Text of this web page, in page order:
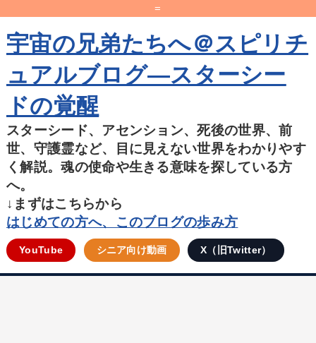
=
宇宙の兄弟たちへ＠スピリチ
ュアルブログ―スターシー
ドの覚醒
スターシード、アセンション、死後の世界、前
世、守護霊など、目に見えない世界をわかりやす
く解説。魂の使命や生きる意味を探している方
へ。
↓まずはこちらから
はじめての方へ、このブログの歩み方
YouTube シニア向け動画 X（旧Twitter）